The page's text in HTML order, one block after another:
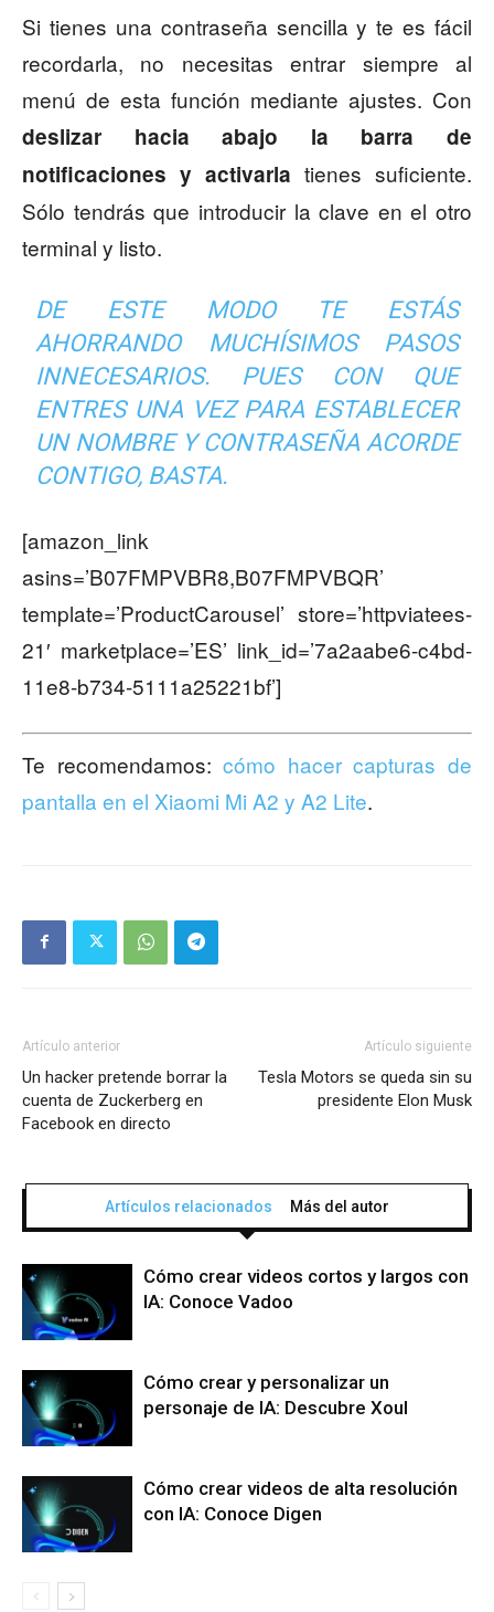
Si tienes una contraseña sencilla y te es fácil
recordarla, no necesitas entrar siempre al
menú de esta función mediante ajustes. Con
deslizar hacia abajo la barra de
notificaciones y activarla tienes suficiente.
Sólo tendrás que introducir la clave en el otro
terminal y listo.
DE ESTE MODO TE ESTÁS
AHORRANDO MUCHÍSIMOS PASOS
INNECESARIOS. PUES CON QUE
ENTRES UNA VEZ PARA ESTABLECER
UN NOMBRE Y CONTRASEÑA ACORDE
CONTIGO, BASTA.
[amazon_link
asins=’B07FMPVBR8,B07FMPVBQR’
template=’ProductCarousel’ store=’httpviatees-
21′ marketplace=’ES’ link_id=’7a2aabe6-c4bd-
11e8-b734-5111a25221bf’]
Te recomendamos:cómo hacer capturas de
pantalla en el Xiaomi Mi A2 y A2 Lite.
Artículo anterior
Un hacker pretende borrar la
cuenta de Zuckerberg en
Facebook en directo
Artículo siguiente
Tesla Motors se queda sin su
presidente Elon Musk
Artículos relacionados Más del autor
Cómo crear videos cortos y largos con
IA: Conoce Vadoo
Cómo crear y personalizar un
personaje de IA: Descubre Xoul
Cómo crear videos de alta resolución
con IA: Conoce Digen